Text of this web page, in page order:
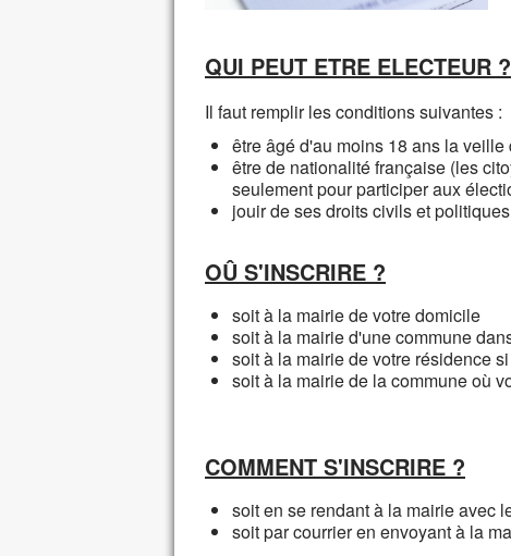
QUI PEUT ETRE ELECTEUR ?
Il faut remplir les conditions suivantes :
être âgé d'au moins 18 ans la veille
être de nationalité française (les
seulement pour participer aux
jouir de ses droits civils et politiques
OÛ S'INSCRIRE ?
soit à la mairie de votre domicile
soit à la mairie d'une commune
soit à la mairie de votre résidence
soit à la mairie de la commune où
COMMENT S'INSCRIRE ?
soit en se rendant à la mairie avec
soit par courrier en envoyant à la